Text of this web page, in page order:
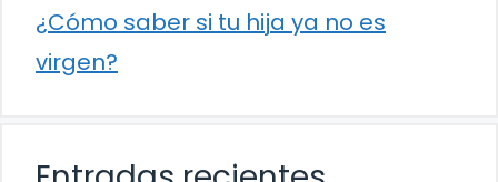
¿Cómo saber si tu hija ya no es
virgen?